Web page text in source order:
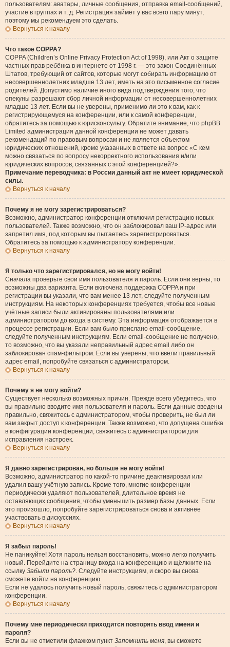
пользователям: аватары, личные сообщения, отправка email-сообщений,
участие в группах и т. д. Регистрация займёт у вас всего пару минут,
поэтому мы рекомендуем это сделать.
Вернуться к началу
Что такое COPPA?
COPPA (Children’s Online Privacy Protection Act of 1998), или Акт о защите
частных прав ребёнка в интернете от 1998 г. — это закон Соединённых
Штатов, требующий от сайтов, которые могут собирать информацию от
несовершеннолетних младше 13 лет, иметь на это письменное согласие
родителей. Допустимо наличие иного вида подтверждения того, что
опекуны разрешают сбор личной информации от несовершеннолетних
младше 13 лет. Если вы не уверены, применимо ли это к вам, как к
регистрирующемуся на конференции, или к самой конференции,
обратитесь за помощью к юрисконсульту. Обратите внимание, что phpBB
Limited администрация данной конференции не может давать
рекомендаций по правовым вопросам и не является объектом
юридических отношений, кроме указанных в ответе на вопрос «С кем
можно связаться по вопросу некорректного использования и/или
юридических вопросов, связанных с этой конференцией?».
Примечание переводчика: в России данный акт не имеет юридической
силы.
Вернуться к началу
Почему я не могу зарегистрироваться?
Возможно, администратор конференции отключил регистрацию новых
пользователей. Также возможно, что он заблокировал ваш IP-адрес или
запретил имя, под которым вы пытаетесь зарегистрироваться.
Обратитесь за помощью к администратору конференции.
Вернуться к началу
Я только что зарегистрировался, но не могу войти!
Сначала проверьте свои имя пользователя и пароль. Если они верны, то
возможны два варианта. Если включена поддержка COPPA и при
регистрации вы указали, что вам менее 13 лет, следуйте полученным
инструкциям. На некоторых конференциях требуется, чтобы все новые
учётные записи были активированы пользователями или
администратором до входа в систему. Эта информация отображается в
процессе регистрации. Если вам было прислано email-сообщение,
следуйте полученным инструкциям. Если email-сообщение не получено,
то возможно, что вы указали неправильный адрес email либо он
заблокирован спам-фильтром. Если вы уверены, что ввели правильный
адрес email, попробуйте связаться с администратором.
Вернуться к началу
Почему я не могу войти?
Существует несколько возможных причин. Прежде всего убедитесь, что
вы правильно вводите имя пользователя и пароль. Если данные введены
правильно, свяжитесь с администратором, чтобы проверить, не был ли
вам закрыт доступ к конференции. Также возможно, что допущена ошибка
в конфигурации конференции, свяжитесь с администратором для
исправления настроек.
Вернуться к началу
Я давно зарегистрирован, но больше не могу войти!
Возможно, администратор по какой-то причине деактивировал или
удалил вашу учётную запись. Кроме того, многие конференции
периодически удаляют пользователей, длительное время не
оставляющих сообщения, чтобы уменьшить размер базы данных. Если
это произошло, попробуйте зарегистрироваться снова и активнее
участвовать в дискуссиях.
Вернуться к началу
Я забыл пароль!
Не паникуйте! Хотя пароль нельзя восстановить, можно легко получить
новый. Перейдите на страницу входа на конференцию и щёлкните на
ссылку Забыли пароль?. Следуйте инструкциям, и скоро вы снова
сможете войти на конференцию.
Если не удалось получить новый пароль, свяжитесь с администратором
конференции.
Вернуться к началу
Почему мне периодически приходится повторять ввод имени и
пароля?
Если вы не отметили флажком пункт Запомнить меня, вы сможете